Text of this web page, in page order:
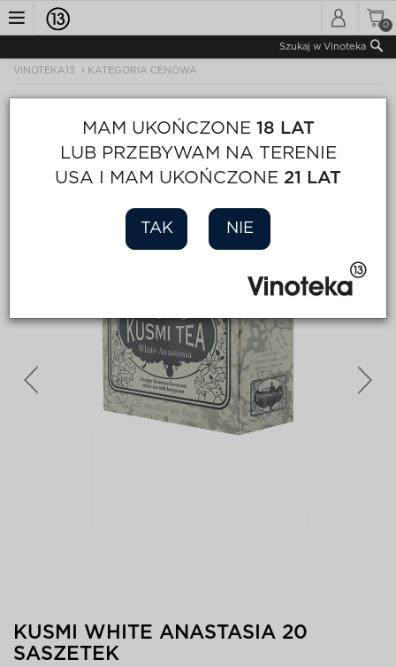
Toggle
0
Szukaj w Vinoteka
VINOTEKA13 KATEGORIA CENOWA
KUSMI WHITE ANASTASIA 20
SASZETEK
MAM UKOŃCZONE 18 LAT
LUB PRZEBYWAM NA TERENIE
USA I MAM UKOŃCZONE 21 LAT
TAK NIE